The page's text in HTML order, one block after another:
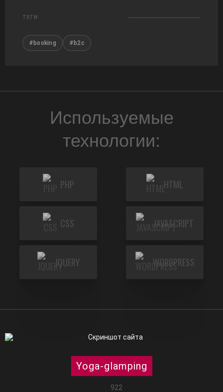
ТЕГИ:
#booking #b2c
Используемые
технологии:
PHP HTML
CSS JAVASCRIPT
JQUERY WORDPRESS
Yoga-glamping
922